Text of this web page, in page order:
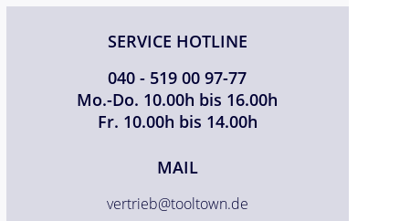
SERVICE HOTLINE
040 - 519 00 97-77
Mo.-Do. 10.00h bis 16.00h
Fr. 10.00h bis 14.00h
MAIL
vertrieb@tooltown.de